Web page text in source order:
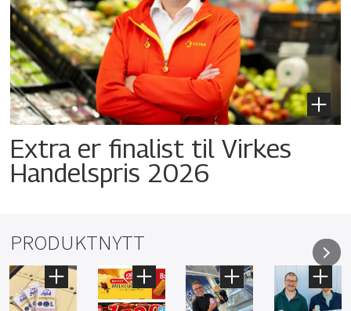
Extra er finalist til Virkes
Handelspris 2026
PRODUKTNYTT